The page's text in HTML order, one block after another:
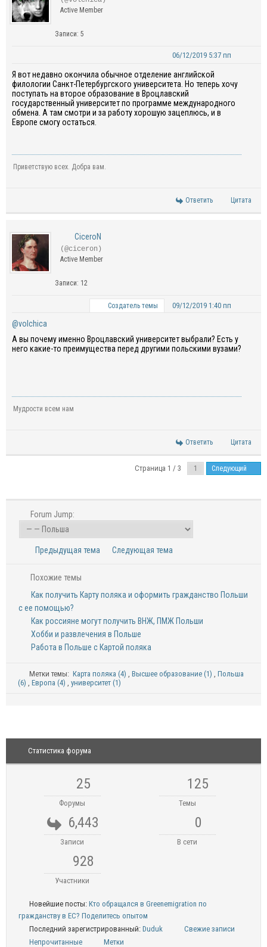
Active Member
Записи: 5
06/12/2019 5:37 пп
Я вот недавно окончила обычное отделение английской
филологии Санкт-Петербургского университета. Но теперь хочу
поступать на второе образование в Вроцлавский
государственный университет по программе международного
обмена. А там смотри и за работу хорошую зацеплюсь, и в
Европе смогу остаться.
Приветствую всех. Добра вам.
Ответить Цитата
CiceroN
(@ciceron)
Active Member
Записи: 12
Создатель темы 09/12/2019 1:40 пп
@volchica
А вы почему именно Вроцлавский университет выбрали? Есть у
него какие-то преимущества перед другими польскими вузами?
Мудрости всем нам
Ответить Цитата
Страница 1 / 3 Следующий
Forum Jump:
Предыдущая тема Следующая тема
Похожие темы
Как получить Карту поляка и оформить гражданство Польши
с ее помощью?
Как россияне могут получить ВНЖ, ПМЖ Польши
Хобби и развлечения в Польше
Работа в Польше с Картой поляка
Метки темы: Карта поляка (4), Высшее образование (1), Польша
(6) , Европа (4) , университет (1)
Статистика форума
25
Форумы
125
Темы
6,443
Записи
0
В сети
928
Участники
Новейшие посты: Кто обращался в Greenemigration по
гражданству в ЕС? Поделитесь опытом
Последний зарегистрированный: Duduk
Свежие записи
Непрочитанные
Метки